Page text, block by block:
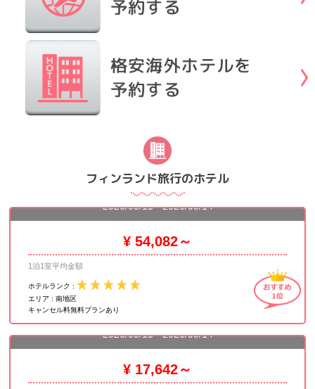
フィンランド旅行のホテル
ホテル カンプ
2026/09/13 - 2026/09/14
¥ 54,082～
1泊1室平均金額
ホテルランク :
エリア :南地区
キャンセル料無料プランあり
2026/09/13 - 2026/09/14
¥ 17,642～